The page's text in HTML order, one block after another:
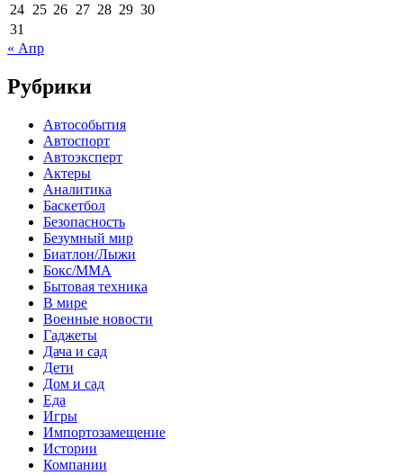
24 25 26 27 28 29 30
31
« Апр
Рубрики
Автособытия
Автоспорт
Автоэксперт
Актеры
Аналитика
Баскетбол
Безопасность
Безумный мир
Биатлон/Лыжи
Бокс/MMA
Бытовая техника
В мире
Военные новости
Гаджеты
Дача и сад
Дети
Дом и сад
Еда
Игры
Импортозамещение
Истории
Компании